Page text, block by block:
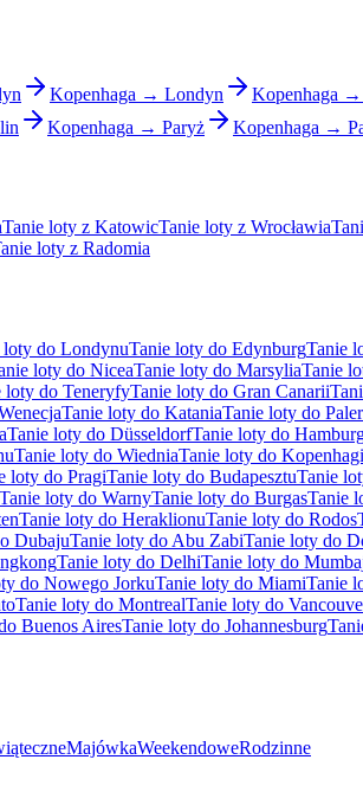
Kopenhaga → Londyn Kopenhaga
Kopenhaga → Paryż Kopenhaga →
Tanie loty z KatowicTanie loty z Wrocławia
loty z Radomia
loty do LondynuTanie loty do EdynburgTanie
loty do NiceaTanie loty do MarsyliaTanie
loty do TeneryfyTanie loty do Gran Canarii
Tanie loty do KataniaTanie loty do
Tanie loty do DüsseldorfTanie loty do
Tanie loty do WiedniaTanie loty do Kopenhagi
loty do PragiTanie loty do BudapesztuTanie
Tanie loty do WarnyTanie loty do BurgasTanie
Tanie loty do HeraklionuTanie loty do Rodos
DubajuTanie loty do Abu ZabiTanie loty do
Tanie loty do DelhiTanie loty do
do Nowego JorkuTanie loty do MiamiTanie
Tanie loty do MontrealTanie loty do
Buenos AiresTanie loty do Johannesburg
MajówkaWeekendoweRodzinne